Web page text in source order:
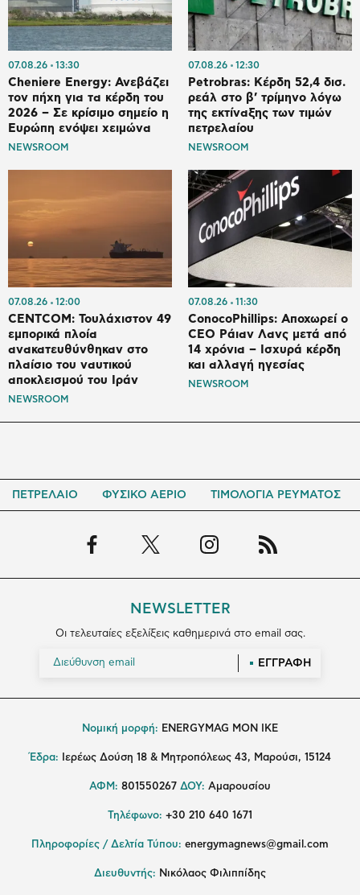
07.08.26 13:30
Cheniere Energy: Ανεβάζει
τον πήχη για τα κέρδη του
2026 – Σε κρίσιμο σημείο η
Ευρώπη ενόψει χειμώνα
NEWSROOM
07.08.26 12:30
Petrobras: Κέρδη 52,4 δισ.
ρεάλ στο β’ τρίμηνο λόγω
της εκτίναξης των τιμών
πετρελαίου
NEWSROOM
07.08.26 12:00
CENTCOM: Τουλάχιστον 49
εμπορικά πλοία
ανακατευθύνθηκαν στο
πλαίσιο του ναυτικού
αποκλεισμού του Ιράν
NEWSROOM
07.08.26 11:30
ConocoPhillips: Αποχωρεί ο
CEO Ράιαν Λανς μετά από
14 χρόνια – Ισχυρά κέρδη
και αλλαγή ηγεσίας
NEWSROOM
ΠΕΤΡΕΛΑΙΟ ΦΥΣΙΚΟ ΑΕΡΙΟ ΤΙΜΟΛΟΓΙΑ ΡΕΥΜΑΤΟΣ
NEWSLETTER
Οι τελευταίες εξελίξεις καθημερινά στο email σας.
ΕΓΓΡΑΦΗ
Νομική μορφή: ENERGYMAG MON IKE
Έδρα: Ιερέως Δούση 18 & Μητροπόλεως 43, Μαρούσι, 15124
ΑΦΜ: 801550267 ΔΟΥ: Αμαρουσίου
Τηλέφωνο: +30 210 640 1671
Πληροφορίες / Δελτία Τύπου: energymagnews@gmail.com
Διευθυντής: Νικόλαος Φιλιππίδης